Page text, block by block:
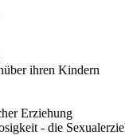
ihren Kindern
Erziehung
- die